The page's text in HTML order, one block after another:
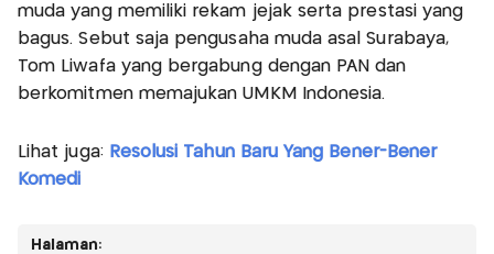
muda yang memiliki rekam jejak serta prestasi yang
bagus. Sebut saja pengusaha muda asal Surabaya,
Tom Liwafa yang bergabung dengan PAN dan
berkomitmen memajukan UMKM Indonesia.
Lihat juga: Resolusi Tahun Baru Yang Bener-Bener
Komedi
Halaman: